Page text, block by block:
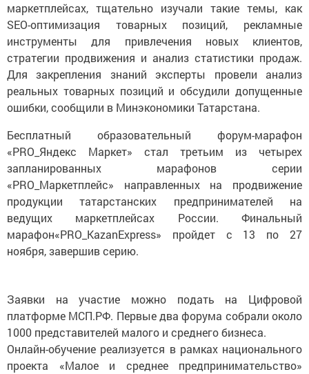
маркетплейсах, тщательно изучали такие темы, как
SEO-оптимизация товарных позиций, рекламные
инструменты для привлечения новых клиентов,
стратегии продвижения и анализ статистики продаж.
Для закрепления знаний эксперты провели анализ
реальных товарных позиций и обсудили допущенные
ошибки, сообщили в Минэкономики Татарстана.
Бесплатный образовательный форум-марафон
«PRO_Яндекс Маркет» стал третьим из четырех
запланированных марафонов серии
«PRO_Маркетплейс» направленных на продвижение
продукции татарстанских предпринимателей на
ведущих маркетплейсах России. Финальный
марафон«PRO_KazanExpress» пройдет с 13 по 27
ноября, завершив серию.
Заявки на участие можно подать на Цифровой
платформе МСП.РФ. Первые два форума собрали около
1000 представителей малого и среднего бизнеса.
Онлайн-обучение реализуется в рамках национального
проекта «Малое и среднее предпринимательство»